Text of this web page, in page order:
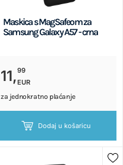
Maskica s MagSafeom za
Samsung Galaxy A57 - crna
11,99
EUR
za jednokratno plaćanje
Dodaj u košaricu